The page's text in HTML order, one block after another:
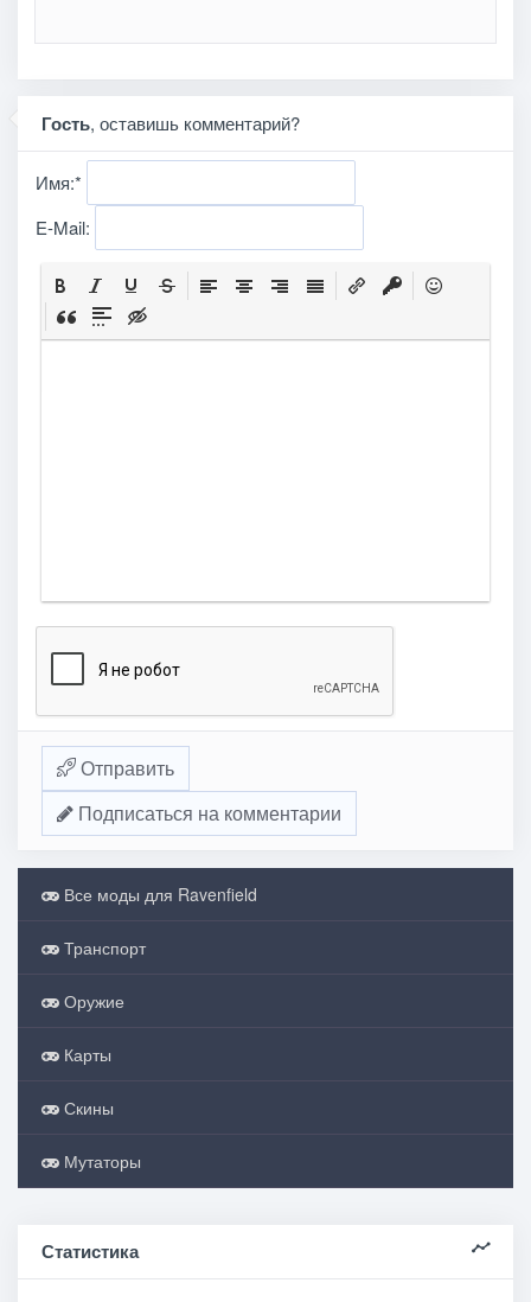
Гость, оставишь комментарий?
Имя:*
E-Mail:
Отправить
Подписаться на комментарии
Все моды для Ravenfield
Транспорт
Оружие
Карты
Скины
Мутаторы
Статистика